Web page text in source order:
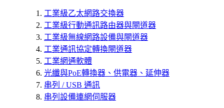
工業級乙太網路交換器
工業級行動通訊路由器與閘道器
工業級無線網路設備與閘道器
工業通訊協定轉換閘道器
工業網通軟體
光纖與PoE轉換器、供電器、延伸器
串列 / USB 通訊
串列設備連網伺服器